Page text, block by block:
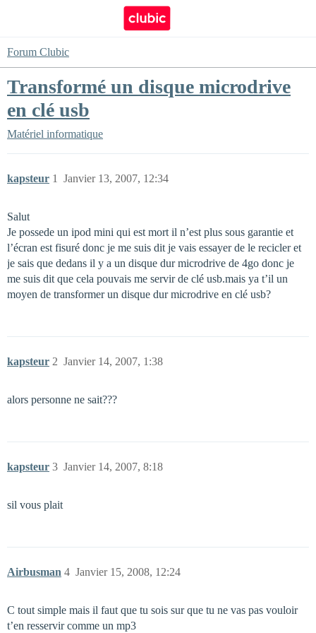
Forum Clubic
Transformé un disque microdrive
en clé usb
Matériel informatique
kapsteur Janvier 13, 2007, 12:34
1
Salut
Je possede un ipod mini qui est mort il n’est plus sous garantie et
l’écran est fisuré donc je me suis dit je vais essayer de le recicler et
je sais que dedans il y a un disque dur microdrive de 4go donc je
me suis dit que cela pouvais me servir de clé usb.mais ya t’il un
moyen de transformer un disque dur microdrive en clé usb?
kapsteur Janvier 14, 2007, 1:38
2
alors personne ne sait???
kapsteur Janvier 14, 2007, 8:18
3
sil vous plait
Airbusman Janvier 15, 2008, 12:24
4
C tout simple mais il faut que tu sois sur que tu ne vas pas vouloir
t’en resservir comme un mp3